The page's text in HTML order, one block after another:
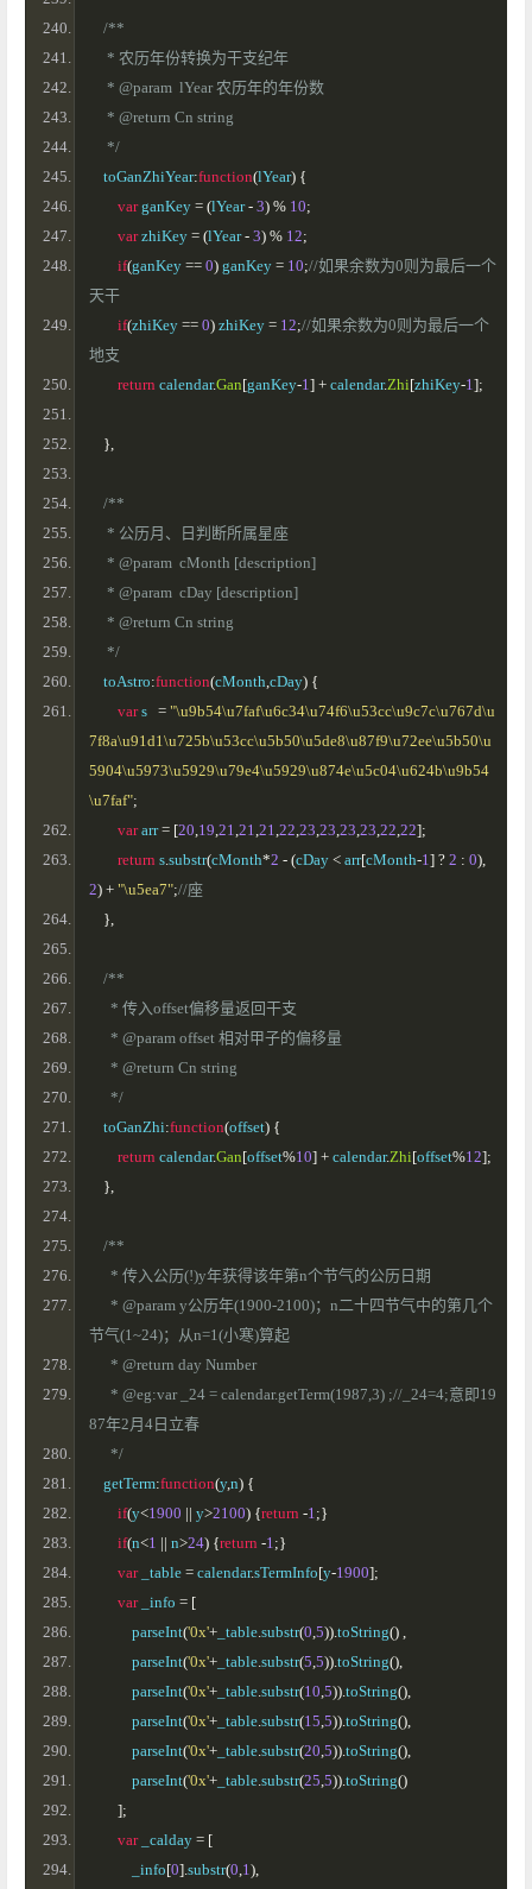
/**
     * 农历年份转换为干支纪年
     * @param  lYear 农历年的年份数
     * @return Cn string
     */
    toGanZhiYear
:function(lYear) {
var ganKey = (lYear - 3) % 10;
var zhiKey = (lYear - 3) % 12;
if(ganKey == 0) ganKey = 10;//如果余数为0则为最后一个
天干
if(zhiKey == 0) zhiKey = 12;//如果余数为0则为最后一个
地支
return calendar.Gan[ganKey-1] + calendar.Zhi[zhiKey-1];
},
/**
     * 公历月、日判断所属星座
     * @param  cMonth [description]
     * @param  cDay [description]
     * @return Cn string
     */
    toAstro
:function(cMonth,cDay) {
var s = "\u9b54\u7faf\u6c34\u74f6\u53cc\u9c7c\u767d\u
7f8a\u91d1\u725b\u53cc\u5b50\u5de8\u87f9\u72ee\u5b50\u
5904\u5973\u5929\u79e4\u5929\u874e\u5c04\u624b\u9b54
\u7faf";
var arr = [20,19,21,21,21,22,23,23,23,23,22,22];
return s.substr(cMonth*2 - (cDay < arr[cMonth-1] ? 2 : 0),
2) + "\u5ea7";//座
},
/**
      * 传入offset偏移量返回干支
      * @param offset 相对甲子的偏移量
      * @return Cn string
      */
    toGanZhi
:function(offset) {
return calendar.Gan[offset%10] + calendar.Zhi[offset%12];
},
/**
      * 传入公历(!)y年获得该年第n个节气的公历日期
节气(1~24)；从n=1(小寒)算起
      * @return day Number
87年2月4日立春
      */
    getTerm
:function(y,n) {
if(y<1900 || y>2100) {return -1;}
if(n<1 || n>24) {return -1;}
var _table = calendar.sTermInfo[y-1900];
var _info = [
            parseInt
('0x'+ _table.substr(0,5)).toString() ,
            parseInt
('0x'+ _table.substr(5,5)).toString(),
            parseInt
('0x'+ _table.substr(10,5)).toString(),
            parseInt
('0x'+ _table.substr(15,5)).toString(),
            parseInt
('0x'+ _table.substr(20,5)).toString(),
            parseInt
('0x'+ _table.substr(25,5)).toString()
];
var _calday = [
            _info
[0].substr(0,1),